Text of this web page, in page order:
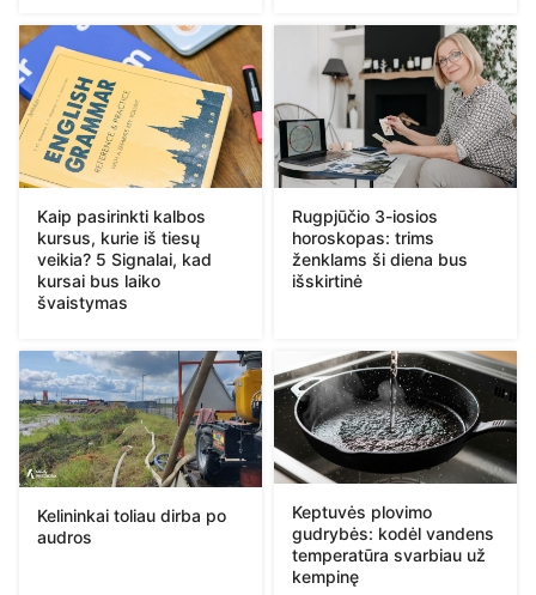
Kaip pasirinkti kalbos
kursus, kurie iš tiesų
veikia? 5 Signalai, kad
kursai bus laiko
švaistymas
Rugpjūčio 3-iosios
horoskopas: trims
ženklams ši diena bus
išskirtinė
Kelininkai toliau dirba po
audros
Keptuvės plovimo
gudrybės: kodėl vandens
temperatūra svarbiau už
kempinę